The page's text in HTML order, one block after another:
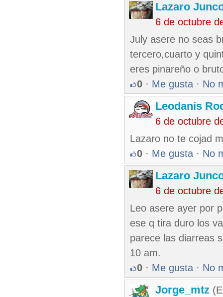
Lazaro
6 de octubre
July asere no seas
tercero,cuarto y
eres pinareño o
0 · Me gusta · No
Leodanis
6 de octubre
Lazaro no te cojad
0 · Me gusta · No
Lazaro
6 de octubre
Leo asere ayer por
ese q tira duro los
parece las diarreas
10 am.
0 · Me gusta · No
Jorge_mtz